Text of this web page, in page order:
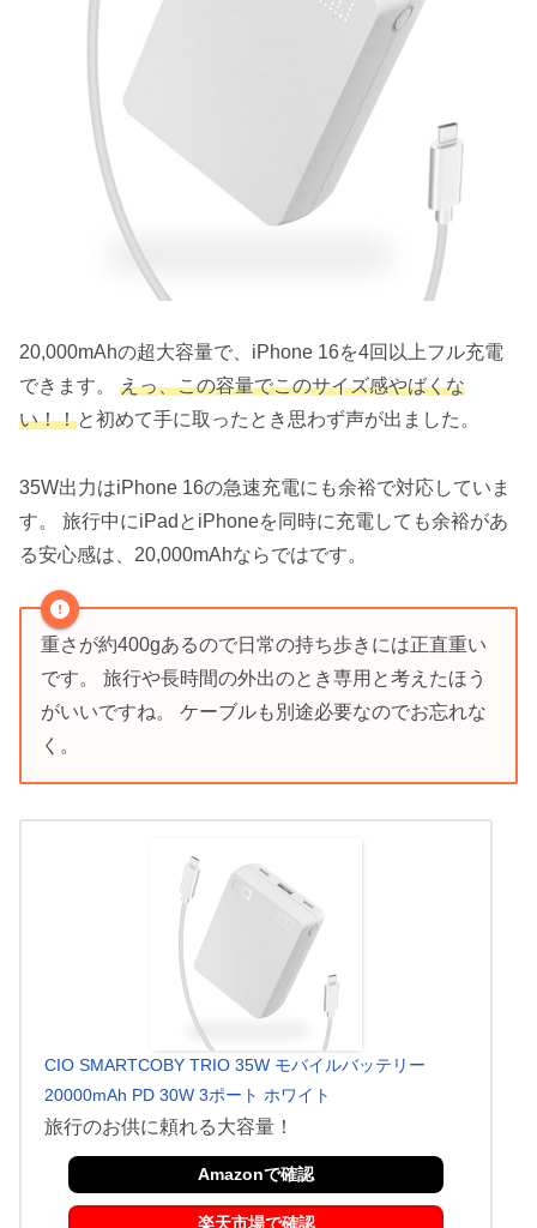
20,000mAhの超大容量で、iPhone 16を4回以上フル充電
できます。 えっ、この容量でこのサイズ感やばくな
い！！と初めて手に取ったとき思わず声が出ました。
35W出力はiPhone 16の急速充電にも余裕で対応していま
す。 旅行中にiPadとiPhoneを同時に充電しても余裕があ
る安心感は、20,000mAhならではです。
重さが約400gあるので日常の持ち歩きには正直重い
です。 旅行や長時間の外出のとき専用と考えたほう
がいいですね。 ケーブルも別途必要なのでお忘れな
く。
CIO SMARTCOBY TRIO 35W モバイルバッテリー
20000mAh PD 30W 3ポート ホワイト
旅行のお供に頼れる大容量！
Amazonで確認
楽天市場で確認